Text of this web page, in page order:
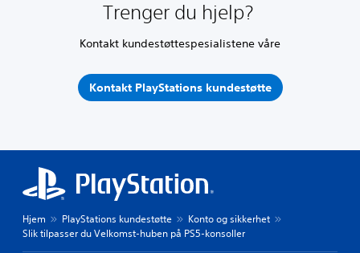
Trenger du hjelp?
Kontakt kundestøttespesialistene våre
Kontakt PlayStations kundestøtte
Hjem PlayStations kundestøtte
Konto og sikkerhet
Slik tilpasser du Velkomst-huben på PS5-konsoller